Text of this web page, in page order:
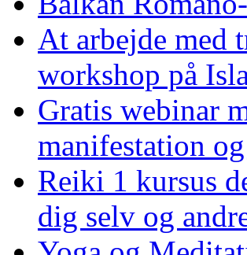
At arbejde med
workshop på
Gratis webinar
manifestation
Reiki 1 kursus
dig selv og